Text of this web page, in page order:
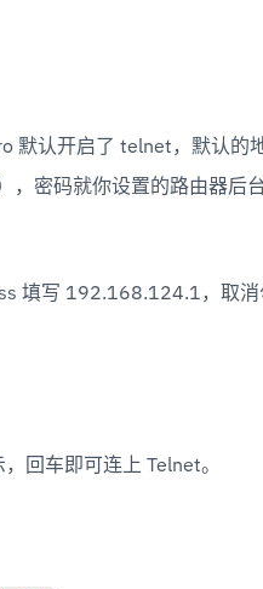
默认开启了 telnet，默认的
，密码就你设置的路由器后
填写 192.168.124.1，取消
回车即可连上 Telnet。